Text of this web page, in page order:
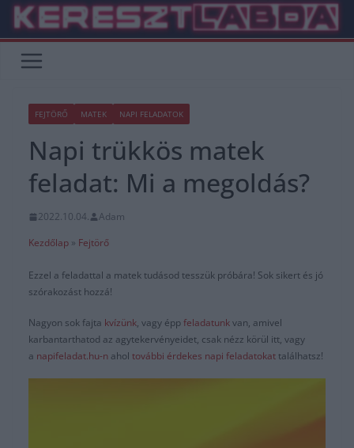
Skip
content
FEJTÖRŐ MATEK NAPI FELADATOK
Napi trükkös matek
feladat: Mi a megoldás?
2022.10.04.
Adam
Kezdőlap » Fejtörő
Ezzel a feladattal a matek tudásod tesszük próbára! Sok sikert és jó
szórakozást hozzá!
Nagyon sok fajta kvízünk, vagy éppfeladatunkvan, amivel
karbantarthatod az agytekervényeidet, csak nézz körül itt, vagy
a napifeladat.hu-n ahol további érdekes napi feladatokattalálhatsz!